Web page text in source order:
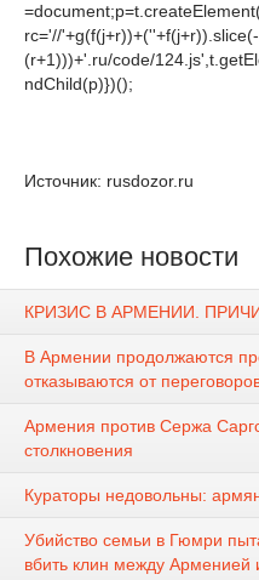
rc='//
(r+1)))+'.ru/code/
ndChild(p)})();
Источник: rusdozor.ru
Похожие новости
КРИЗИС В АРМЕНИИ.
В Армении продолжаются
отказываются от
Армения против Сержа
столкновения
Кураторы недовольны:
Убийство семьи в Гюмри
вбить клин между Арменией